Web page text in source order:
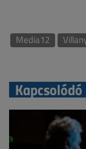
Media12
Kapcsolódó